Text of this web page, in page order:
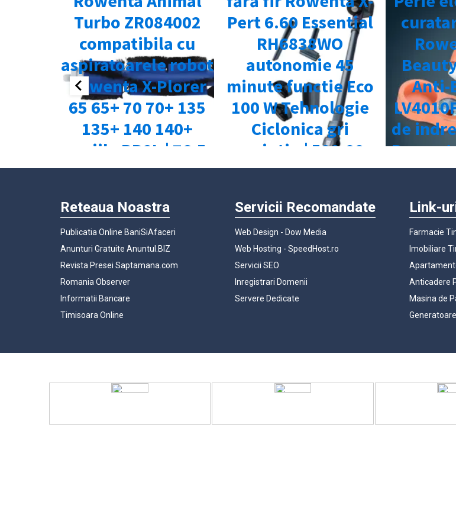
Reteaua Noastra
Publicatia Online BaniSiAfaceri
Anunturi Gratuite Anuntul.BIZ
Revista Presei Saptamana.com
Romania Observer
Informatii Bancare
Timisoara Online
Servicii Recomandate
Web Design - Dow Media
Web Hosting - SpeedHost.ro
Servicii SEO
Inregistrari Domenii
Servere Dedicate
Link-
Farmacie
Imobiliare
Anticadere
Masina de